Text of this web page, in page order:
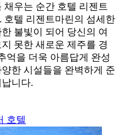
우는 순간 호텔 리젠트
호텔 리젠트마린의 섬세한
불빛이 되어 당신의 여
못한 새로운 제주를 경
억을 더욱 아름답게 완성
한 시설들을 완벽하게 준
니다.
호텔